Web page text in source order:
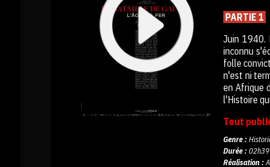
PARTiE 1
Juin 1940.
inconnu
folle
n'est ni
en Afrique
l'Histoire
Tout
Genre :
Durée :02h39
Réalisation :